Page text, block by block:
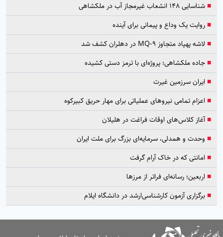
■شناسایی ۱۴۸ انشعاب غیرمجاز آب در ملکشاهی
■روایت یک وداع و پیمانی برای آینده
■لاشه پهپاد متجاوز MQ-9 در دهلران کشف شد
■جاده ملکشاهی؛ پروژه‌ای با ترمز دستی کشیده
■ ایران سرزمین غیرت
■ اعزام تمامی نیروهای عملیاتی برای مهار حریق کبیرکوه
■آغاز کلاس‌های اوقات فراغت در هلیلان
■ وحدت و همدلی، سرمایه‌ای بزرگ برای ملت ایران
■ امانتی که در خاک آرام گرفت
■ اربعین؛ رسانه‌ای فراتر از مرزها
■برگزاری آزمون کارشناسی‌ارشد در دانشگاه ایلام